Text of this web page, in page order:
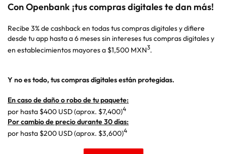
Con Openbank ¡tus compras digitales te dan más!
Recibe 3% de cashback en todas tus compras digitales y difiere
desde tu app hasta a 6 meses sin intereses tus compras digitales y
en establecimientos mayores a $1,500 MXN3.
Y no es todo, tus compras digitales están protegidas.
En caso de daño o robo de tu paquete:
por hasta $400 USD (aprox. $7,400)4
Por cambio de precio durante 30 días:
por hasta $200 USD (aprox. $3,600)4